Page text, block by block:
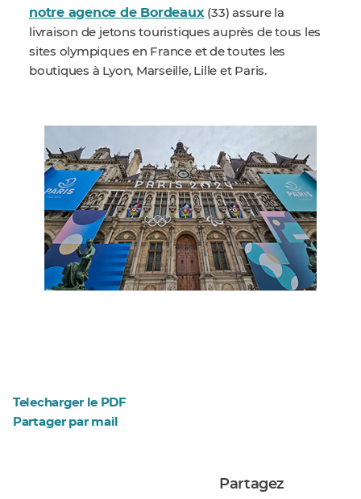
notre agence de Bordeaux(33) assure la
livraison de jetons touristiques auprès de tous les
sites olympiques en France et de toutes les
boutiques à Lyon, Marseille, Lille et Paris.
Telecharger le PDF
Partager par mail
Partagez